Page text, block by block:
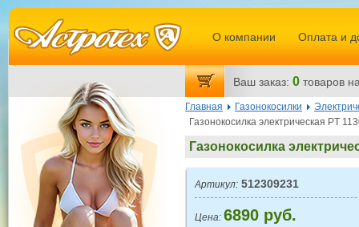
Главная Газонокосилки
Газонокосилка электрическая PT
Газонокосилка
Артикул: 512309231
Цена: 6890 руб.
О компании Оплата и
Ваш заказ: 0 товаров